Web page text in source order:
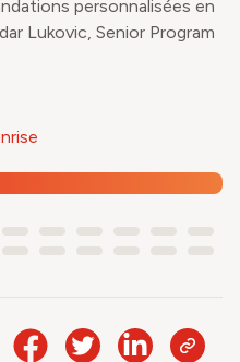
personnalisées en
Lukovic, Senior Program